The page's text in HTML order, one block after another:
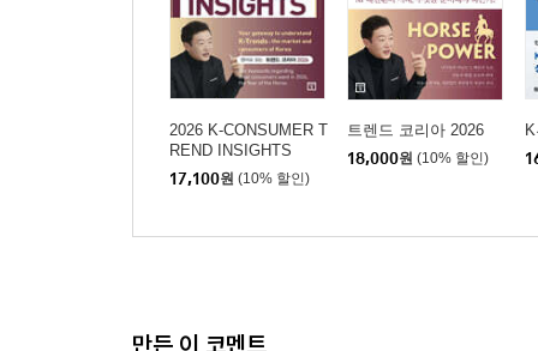
2026 K-CONSUMER T
REND INSIGHTS
17,100원 (10% 할인)
트렌드 코리아 2026
18,000원 (10% 할인)
만든 이 코멘트